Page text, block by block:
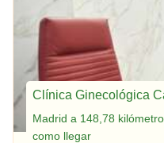
Clínica Ginecológica
Madrid a 148,78
como llegar